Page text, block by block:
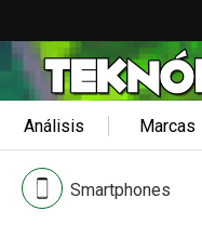
Análisis Marcas
Smartphones